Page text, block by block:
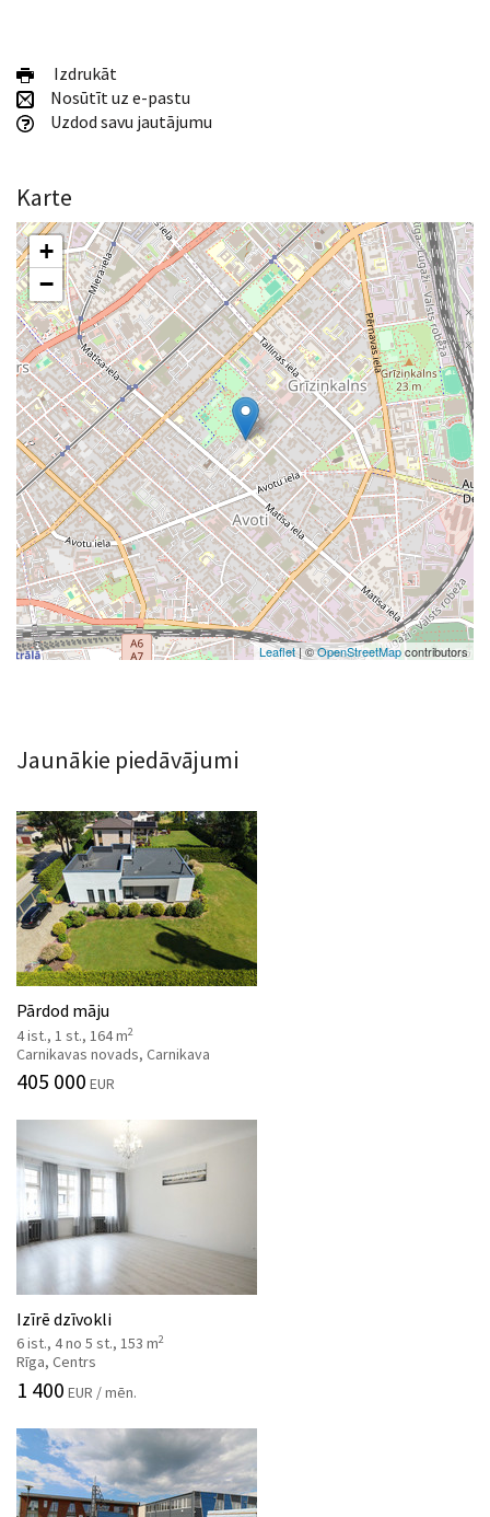
Izdrukāt
Nosūtīt uz e-pastu
Uzdod savu jautājumu
Karte
+
−
Leaflet| ©OpenStreetMapcontributors
Jaunākie piedāvājumi
Pārdod māju
4 ist., 1 st., 164 m2
Carnikavas novads, Carnikava
405 000 EUR
Izīrē dzīvokli
6 ist., 4 no 5 st., 153 m2
Rīga, Centrs
1 400 EUR / mēn.